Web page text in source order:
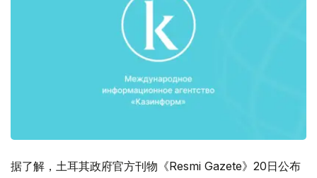
据了解，土耳其政府官方刊物《Resmi Gazete》20日公布